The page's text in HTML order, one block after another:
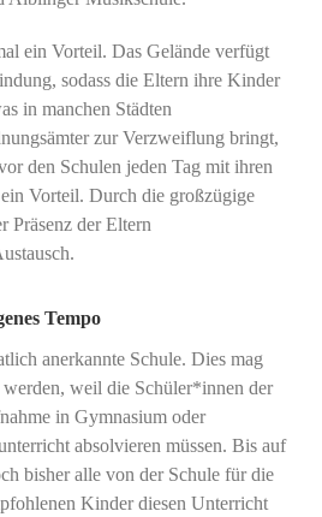
ein Vorteil. Das Gelände verfügt
sodass die Eltern ihre Kinder
in manchen Städten
zur Verzweiflung bringt,
den Schulen jeden Tag mit ihren
Vorteil. Durch die großzügige
Präsenz der Eltern
Tempo
anerkannte Schule. Dies mag
weil die Schüler*innen der
in Gymnasium oder
absolvieren müssen. Bis auf
bisher alle von der Schule für die
Kinder diesen Unterricht